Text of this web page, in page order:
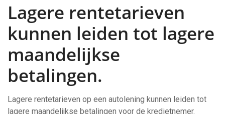
Lagere rentetarieven
kunnen leiden tot lagere
maandelijkse
betalingen.
Lagere rentetarieven op een autolening kunnen leiden tot
lagere maandelijkse betalingen voor de kredietnemer.